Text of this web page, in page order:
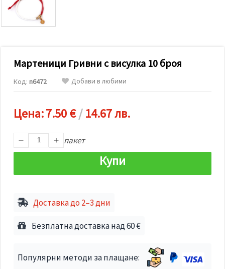
релевантно
съдържание
и реклами,
включително
за анализ
използваме
"бисквитки"
натиснеш
или да
"Настройки",
избереш
и кликнеш
Мартеници Гривни с висулка 10 броя
Код: n6472 Добави в любими
Цена:7.50 €/14.67 лв.
пакет
Купи
Доставка до 2–3 дни
Безплатна доставка над 60 €
Популярни методи за плащане: